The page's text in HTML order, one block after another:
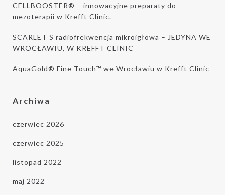
CELLBOOSTER® – innowacyjne preparaty do
mezoterapii w Krefft Clinic.
SCARLET S radiofrekwencja mikroigłowa – JEDYNA WE
WROCŁAWIU, W KREFFT CLINIC
AquaGold® Fine Touch™ we Wrocławiu w Krefft Clinic
Archiwa
czerwiec 2026
czerwiec 2025
listopad 2022
maj 2022
pomocą środków komunikacji takich jak e-
mail i telefon oraz zapoznałem się z
informacją o administratorze i
regulaminie.
informacje o zabiegach w Krefft Clinic. *